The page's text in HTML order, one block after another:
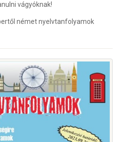
vágyóknak!
német nyelvtanfolyamok